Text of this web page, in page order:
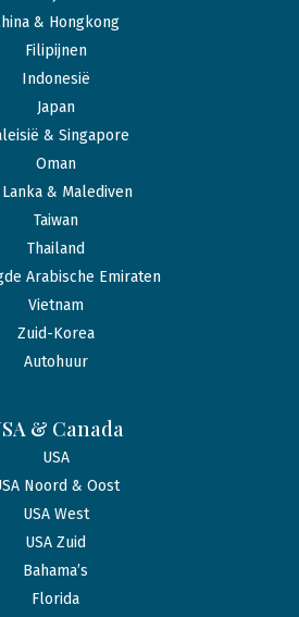
& Hongkong
Filipijnen
Indonesië
Japan
& Singapore
Oman
& Malediven
Taiwan
Thailand
Arabische Emiraten
Vietnam
Zuid-Korea
Autohuur
& Canada
USA
Noord & Oost
USA West
USA Zuid
Bahama’s
Florida